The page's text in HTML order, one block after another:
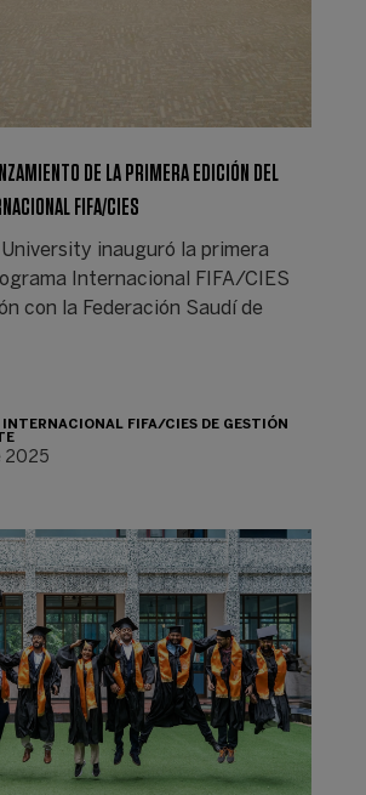
DE LA PRIMERA EDICIÓN DEL
FIFA/CIES
inauguró la primera
Internacional FIFA/CIES
con la Federación Saudí de
INTERNACIONAL FIFA/CIES DE GESTIÓN
2025